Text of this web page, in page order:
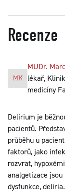
Recenze
MUDr.
lékař,
medicíny
Delirium je
pacientů.
průběhu u
faktorů, jako
rozvrat,
analgetizace
dysfunkce,